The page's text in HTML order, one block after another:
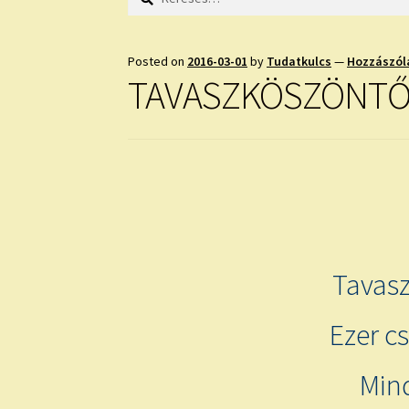
Posted on 2016-03-01 by Tudatkulcs —
Ezer